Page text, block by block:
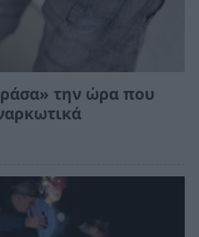
την ώρα που